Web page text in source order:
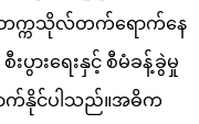
င်တက္ကသိုလ်တက်ရောက်နေ
စီးပွားရေးနှင့် စီမံခန့်ခွဲမှု
ာက်နိုင်ပါသည်။အဓိက